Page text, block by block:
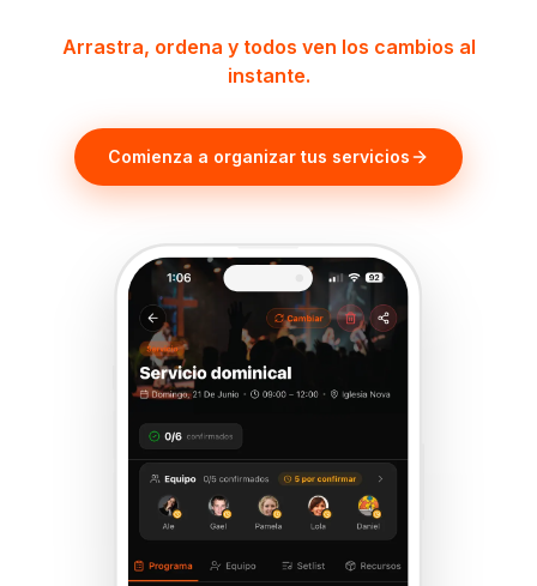
Arrastra, ordena y todos ven los cambios al
instante.
Comienza a organizar tus servicios